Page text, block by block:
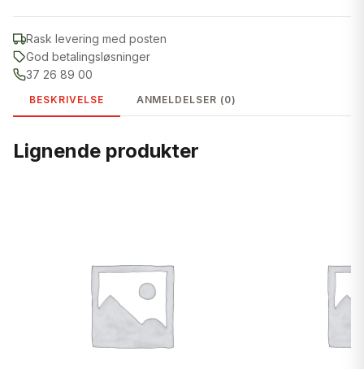
Rask levering med posten
God betalingsløsninger
37 26 89 00
BESKRIVELSE ANMELDELSER (0)
Lignende produkter